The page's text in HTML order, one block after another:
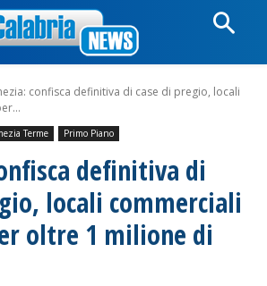
confisca definitiva di case di pregio, locali
Terme Primo Piano
definitiva di
locali commerciali
oltre 1 milione di